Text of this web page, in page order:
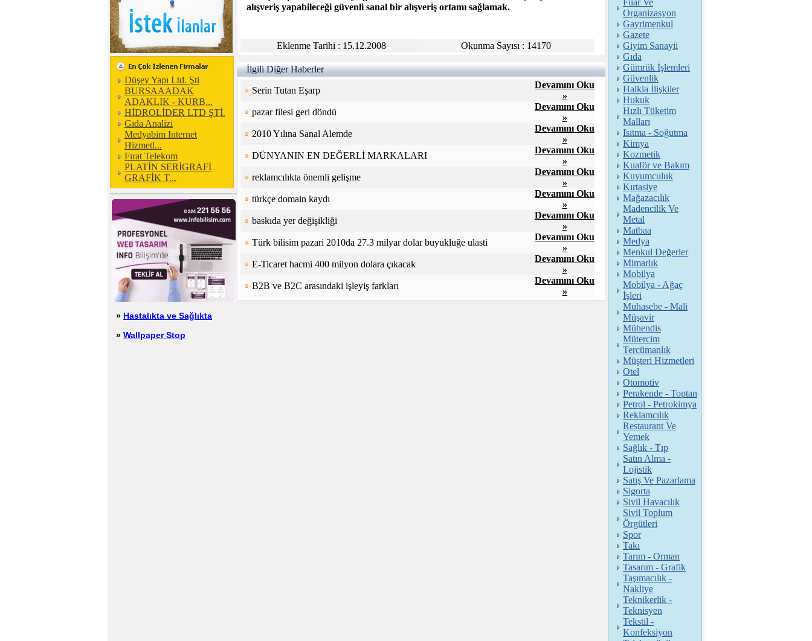
Düşey Yapı Ltd. Şti
BURSAAADAK
ADAKLIK - KURB...
HİDROLİDER LTD ŞTİ.
Gıda Analizi
Medyabim Internet
Hizmetl...
Fırat Telekom
PLATİN SERİGRAFİ
GRAFİK T...
» Hastalıkta ve Sağlıkta
» Wallpaper Stop
alışveriş yapabileceği güvenli sanal bir alışveriş ortamı sağlamak.
Eklenme Tarihi : 15.12.2008 Okunma Sayısı : 14170
İlgili Diğer Haberler
Serin Tutan Eşarp
Devamını Oku
»
pazar filesi geri döndü
Devamını Oku
»
2010 Yılına Sanal Alemde
Devamını Oku
»
DÜNYANIN EN DEĞERLİ MARKALARI
Devamını Oku
»
reklamcılıkta önemli gelişme
Devamını Oku
»
türkçe domain kaydı
Devamını Oku
»
baskıda yer değişikliği
Devamını Oku
»
Türk bilisim pazari 2010da 27.3 milyar dolar buyukluğe ulasti
Devamını Oku
»
E-Ticaret hacmi 400 milyon dolara çıkacak
Devamını Oku
»
B2B ve B2C arasındaki işleyiş farkları
Devamını Oku
»
Fuar Ve
Organizasyon
Gayrimenkul
Gazete
Giyim Sanayii
Gıda
Gümrük İşlemleri
Güvenlik
Halkla İlişkiler
Hukuk
Hızlı Tüketim
Malları
Isıtma - Soğutma
Kimya
Kozmetik
Kuaför ve Bakım
Kuyumculuk
Kırtasiye
Mağazacılık
Madencilik Ve
Metal
Matbaa
Medya
Menkul Değerler
Mimarlık
Mobilya
Mobilya - Ağaç
İşleri
Muhasebe - Mali
Müşavir
Mühendis
Mütercim
Tercümanlık
Müşteri Hizmetleri
Otel
Otomotiv
Perakende - Toptan
Petrol - Petrokimya
Reklamcılık
Restaurant Ve
Yemek
Sağlık - Tıp
Satın Alma -
Lojistik
Satış Ve Pazarlama
Sigorta
Sivil Havacılık
Sivil Toplum
Örgütleri
Spor
Takı
Tarım - Orman
Tasarım - Grafik
Taşımacılık -
Nakliye
Teknikerlik -
Teknisyen
Tekstil -
Konfeksiyon